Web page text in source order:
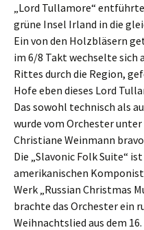
„Lord Tullamore“
grüne Insel Irland in die
Ein von den Holzbläsern
im 6/8 Takt wechselte sich
Rittes durch die Region,
Hofe eben dieses Lord
Das sowohl technisch als
wurde vom Orchester
Christiane Weinmann
Die „Slavonic Folk Suite“
amerikanischen
Werk „Russian Christmas
brachte das Orchester ein
Weihnachtslied aus dem